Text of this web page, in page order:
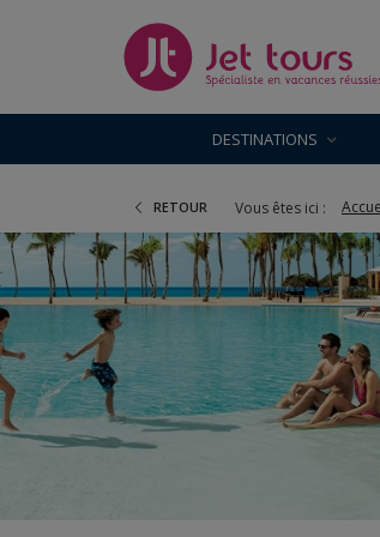
DESTINATIONS
RETOUR Vous êtes ici :